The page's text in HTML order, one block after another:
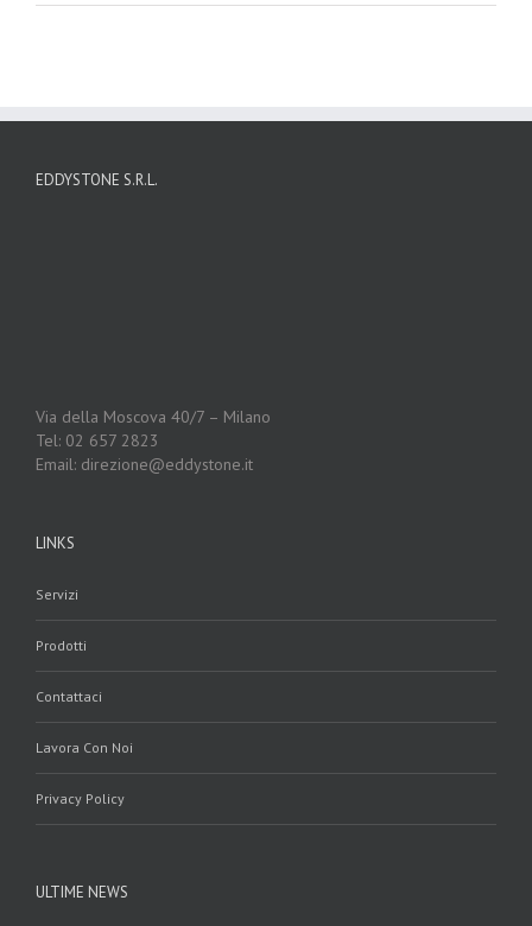
EDDYSTONE S.R.L.
Via della Moscova 40/7 – Milano
Tel: 02 657 2823
Email: direzione@eddystone.it
LINKS
Servizi
Prodotti
Contattaci
Lavora Con Noi
Privacy Policy
ULTIME NEWS